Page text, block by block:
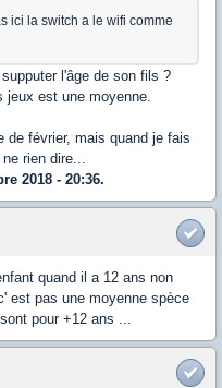
ici la switch a le wifi comme
l'âge de son fils ?
est une moyenne.
de février, mais quand je fais
rien dire...
2018 - 20:36.
quand il a 12 ans non
est pas une moyenne spèce
pour +12 ans ...